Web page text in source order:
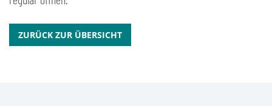
ZURÜCK ZUR ÜBERSICHT